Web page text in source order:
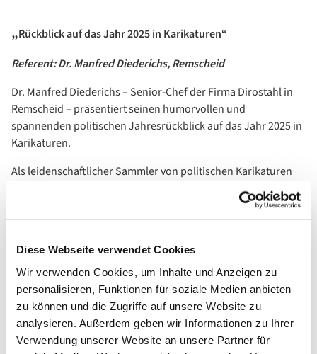
Diese Webseite verwendet Cookies
Wir verwenden Cookies, um Inhalte und Anzeigen zu
personalisieren, Funktionen für soziale Medien anbieten
zu können und die Zugriffe auf unsere Website zu
analysieren. Außerdem geben wir Informationen zu Ihrer
Verwendung unserer Website an unsere Partner für
„Rückblick auf das Jahr 2025 in Karikaturen“
Referent: Dr. Manfred Diederichs, Remscheid
Dr. Manfred Diederichs – Senior-Chef der Firma Dirostahl in
Remscheid – präsentiert seinen humorvollen und
spannenden politischen Jahresrückblick auf das Jahr 2025 in
Karikaturen.
Als leidenschaftlicher Sammler von politischen Karikaturen
sichtet er jedes Jahr Tausende Bilder aus den verschiedenen
Medien und stellt daraus einen Vortrag mit rund 200 Bildern
zusammen. Es erwartet Sie ein unterhaltsamer, aber auch
Pfarrer i.R. Friedhelm Haun + Martin Halbach
in Kooperation mit dem Kath. Bildungswerk
Wuppertal/Solingen/Remscheid